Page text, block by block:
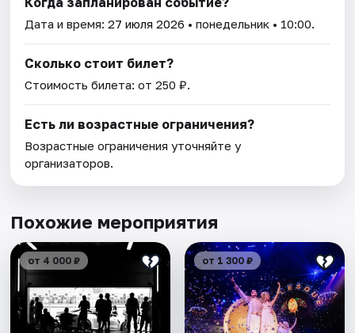
Дата и время:27 июля 2026 • понедельник • 10:00.
Сколько стоит билет?
Стоимость билета: от 250 ₽.
Есть ли возрастные ограничения?
Возрастные ограничения уточняйте у
организаторов.
Похожие мероприятия
от 4 000 ₽ от 1 300 ₽